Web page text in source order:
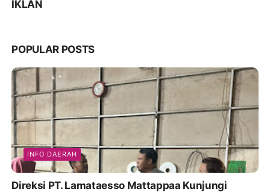
IKLAN
POPULAR POSTS
INFO DAERAH
Direksi PT. Lamataesso Mattappaa Kunjungi